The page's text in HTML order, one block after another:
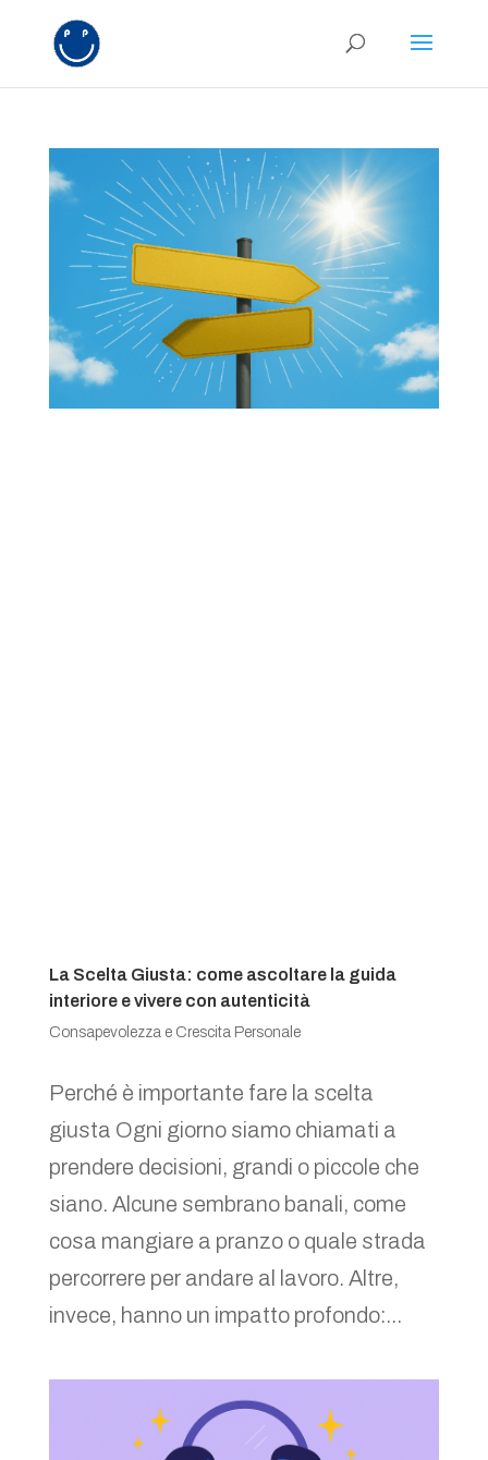
La Scelta Giusta: come ascoltare la guida
interiore e vivere con autenticità
Consapevolezza e Crescita Personale
Perché è importante fare la scelta
giusta Ogni giorno siamo chiamati a
prendere decisioni, grandi o piccole che
siano. Alcune sembrano banali, come
cosa mangiare a pranzo o quale strada
percorrere per andare al lavoro. Altre,
invece, hanno un impatto profondo:...